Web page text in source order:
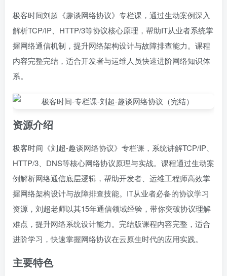
极客时间刘超《趣谈网络协议》专栏课，通过生动案例深入
解析TCP/IP、HTTP/3等协议核心原理，帮助IT从业者系统掌
握网络通信机制，提升网络架构设计与故障排查能力。课程
内容完整完结，适合开发者与运维人员快速进阶网络知识体
系。
资源介绍
极客时间《刘超-趣谈网络协议》专栏课，系统讲解TCP/IP、
HTTP/3、DNS等核心网络协议原理与实战。课程通过生动案
例解析网络通信底层逻辑，帮助开发者、运维工程师高效掌
握网络架构设计与故障排查技能。IT从业者必备的协议学习
资源，刘超老师以其15年通信领域经验，带你突破协议理解
难点，提升网络系统设计能力。完结版课程内容完整，适合
进阶学习，快速掌握网络协议在云原生时代的应用实践。
主要特色